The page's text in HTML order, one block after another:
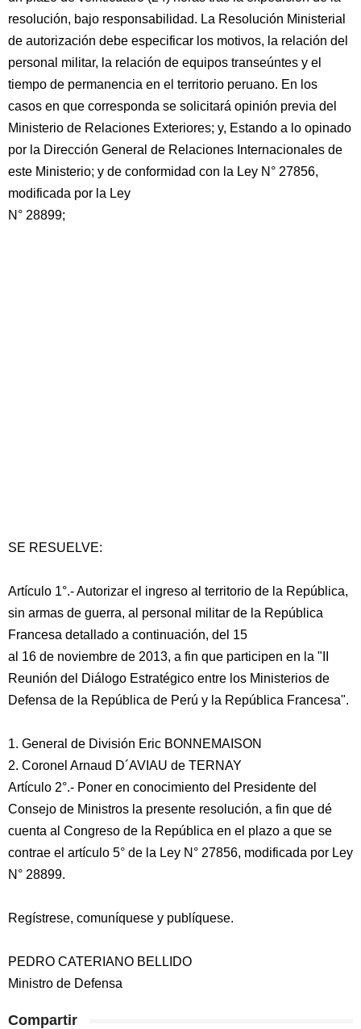
resolución, bajo responsabilidad. La Resolución Ministerial
de autorización debe especificar los motivos, la relación del
personal militar, la relación de equipos transeúntes y el
tiempo de permanencia en el territorio peruano. En los
casos en que corresponda se solicitará opinión previa del
Ministerio de Relaciones Exteriores; y, Estando a lo opinado
por la Dirección General de Relaciones Internacionales de
este Ministerio; y de conformidad con la Ley N° 27856,
modificada por la Ley
N° 28899;
SE RESUELVE:
Artículo 1°.- Autorizar el ingreso al territorio de la República,
sin armas de guerra, al personal militar de la República
Francesa detallado a continuación, del 15
al 16 de noviembre de 2013, a fin que participen en la "II
Reunión del Diálogo Estratégico entre los Ministerios de
Defensa de la República de Perú y la República Francesa".
1. General de División Eric BONNEMAISON
2. Coronel Arnaud D´AVIAU de TERNAY
Artículo 2°.- Poner en conocimiento del Presidente del
Consejo de Ministros la presente resolución, a fin que dé
cuenta al Congreso de la República en el plazo a que se
contrae el artículo 5° de la Ley N° 27856, modificada por Ley
N° 28899.
Regístrese, comuníquese y publíquese.
PEDRO CATERIANO BELLIDO
Ministro de Defensa
Compartir